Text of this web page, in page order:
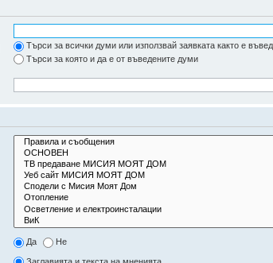
Търси за всички думи или използвай заявката както е
Търси за която и да е от въведените думи
Да Не